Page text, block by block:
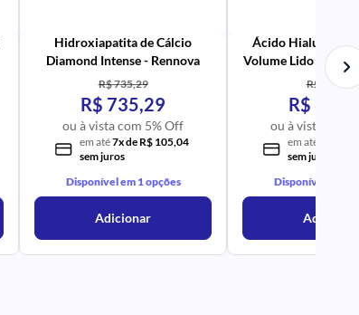
Hidroxiapatita de Cálcio
Diamond Intense - Rennova
R$ 735,29
R$ 735,29
ou à vista com 5% Off
em até7x de R$ 105,04
sem juros
Disponível em 1 opções
Adicionar
Ácido
Volume Lido com 1
- Rennova
R$ 622,40
R$
ou à vista com
em até
sem juros
Disponível em 1
Adicionar